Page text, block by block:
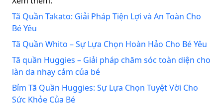
Tã Quần Takato: Giải Pháp Tiện Lợi và An Toàn Cho
Bé Yêu
Tã Quần Whito – Sự Lựa Chọn Hoàn Hảo Cho Bé Yêu
Tã quần Huggies – Giải pháp chăm sóc toàn diện cho
làn da nhạy cảm của bé
Bỉm Tã Quần Huggies: Sự Lựa Chọn Tuyệt Vời Cho
Sức Khỏe Của Bé